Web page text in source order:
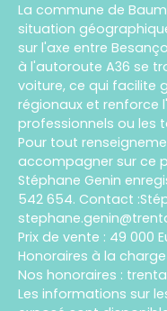
La commune de
situation
sur l'axe entre
à l'autoroute A36 se
voiture, ce qui facilite
régionaux et renforce
professionnels ou les
Pour tout
accompagner sur ce
Stéphane Genin
542 654. Contact
Prix de vente : 49 000
Honoraires à la
Nos honoraires :
Les informations sur